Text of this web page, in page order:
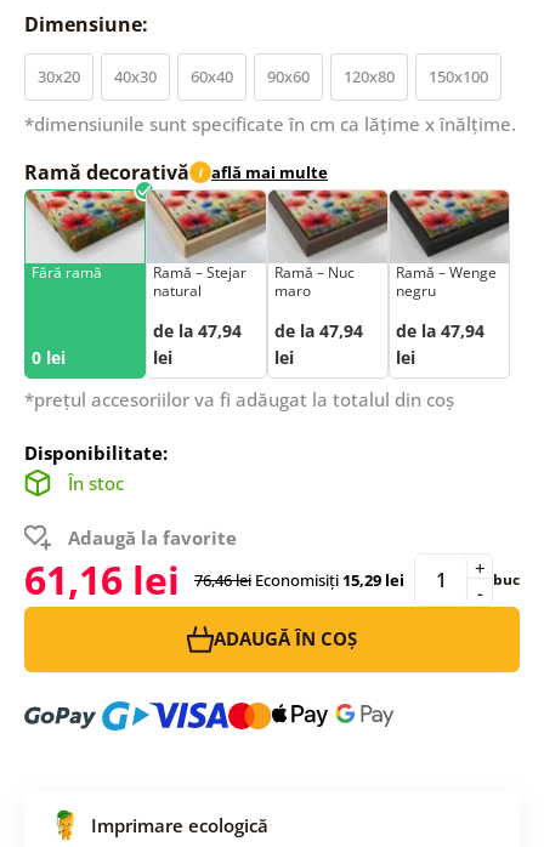
Dimensiune:
30x20 40x30 60x40 90x60 120x80 150x100
*dimensiunile sunt specificate în cm ca lățime x înălțime.
Ramă decorativă i află mai multe
Fără ramă
0 lei
Ramă – Stejar
natural
de la 47,94
lei
Ramă – Nuc
maro
de la 47,94
lei
Ramă – Wenge
negru
de la 47,94
lei
*prețul accesoriilor va fi adăugat la totalul din coș
Disponibilitate:
În stoc
Adaugă la favorite
61,16 lei 76,46 lei Economisiți15,29 lei -
+ buc
ADAUGĂ ÎN COȘ
Imprimare ecologică